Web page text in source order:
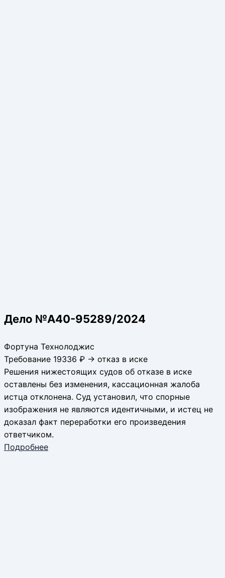
Дело №А40-95289/2024
Фортуна Технолоджис
Требование 19336 ₽ → отказ в иске
Решения нижестоящих судов об отказе в иске
оставлены без изменения, кассационная жалоба
истца отклонена. Суд установил, что спорные
изображения не являются идентичными, и истец не
доказал факт переработки его произведения
ответчиком.
Подробнее